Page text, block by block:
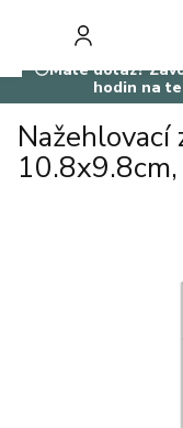
⚪Máte dotaz?
hodin na